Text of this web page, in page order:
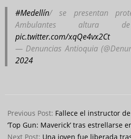
#Medellín/ se presentan
Ambulantes altura
pic.twitter.com/xqQe4vx2Ct
— Denuncias Antioquia
2024
10-
23
Previous Post: Fallece el instructor
‘Top Gun: Maverick’ tras estrellarse
Next Post: Una joven fue liberada